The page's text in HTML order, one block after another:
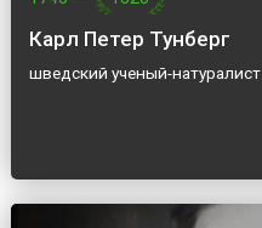
Карл Петер Тунберг
шведский ученый-натуралист